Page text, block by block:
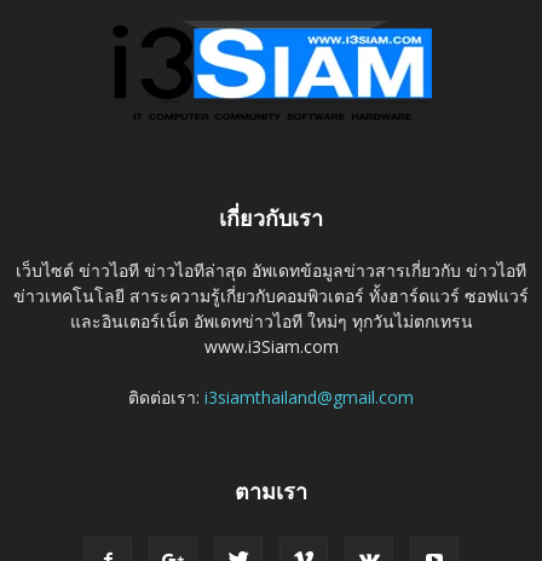
เกี่ยวกับเรา
เว็บไซต์ ข่าวไอที ข่าวไอทีล่าสุด อัพเดทข้อมูลข่าวสารเกี่ยวกับ ข่าวไอที
ข่าวเทคโนโลยี สาระความรู้เกี่ยวกับคอมพิวเตอร์ ทั้งฮาร์ดแวร์ ซอฟแวร์
และอินเตอร์เน็ต อัพเดทข่าวไอที ใหม่ๆ ทุกวันไม่ตกเทรน
www.i3Siam.com
ติดต่อเรา: i3siamthailand@gmail.com
ตามเรา